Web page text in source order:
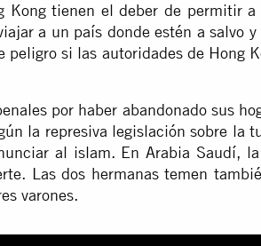
Kong tienen el deber de permitir a
a un país donde estén a salvo
peligro si las autoridades de Hong
por haber abandonado sus
la represiva legislación sobre la
al islam. En Arabia Saudí,
Las dos hermanas temen
varones.